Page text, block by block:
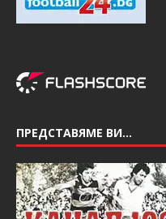
ПРЕДСТАВЯМЕ ВИ…